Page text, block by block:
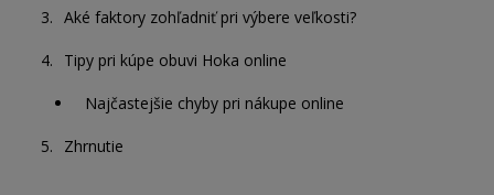
Aké faktory zohľadniť pri výbere veľkosti?
Tipy pri kúpe obuvi Hoka online
Najčastejšie chyby pri nákupe online
Zhrnutie